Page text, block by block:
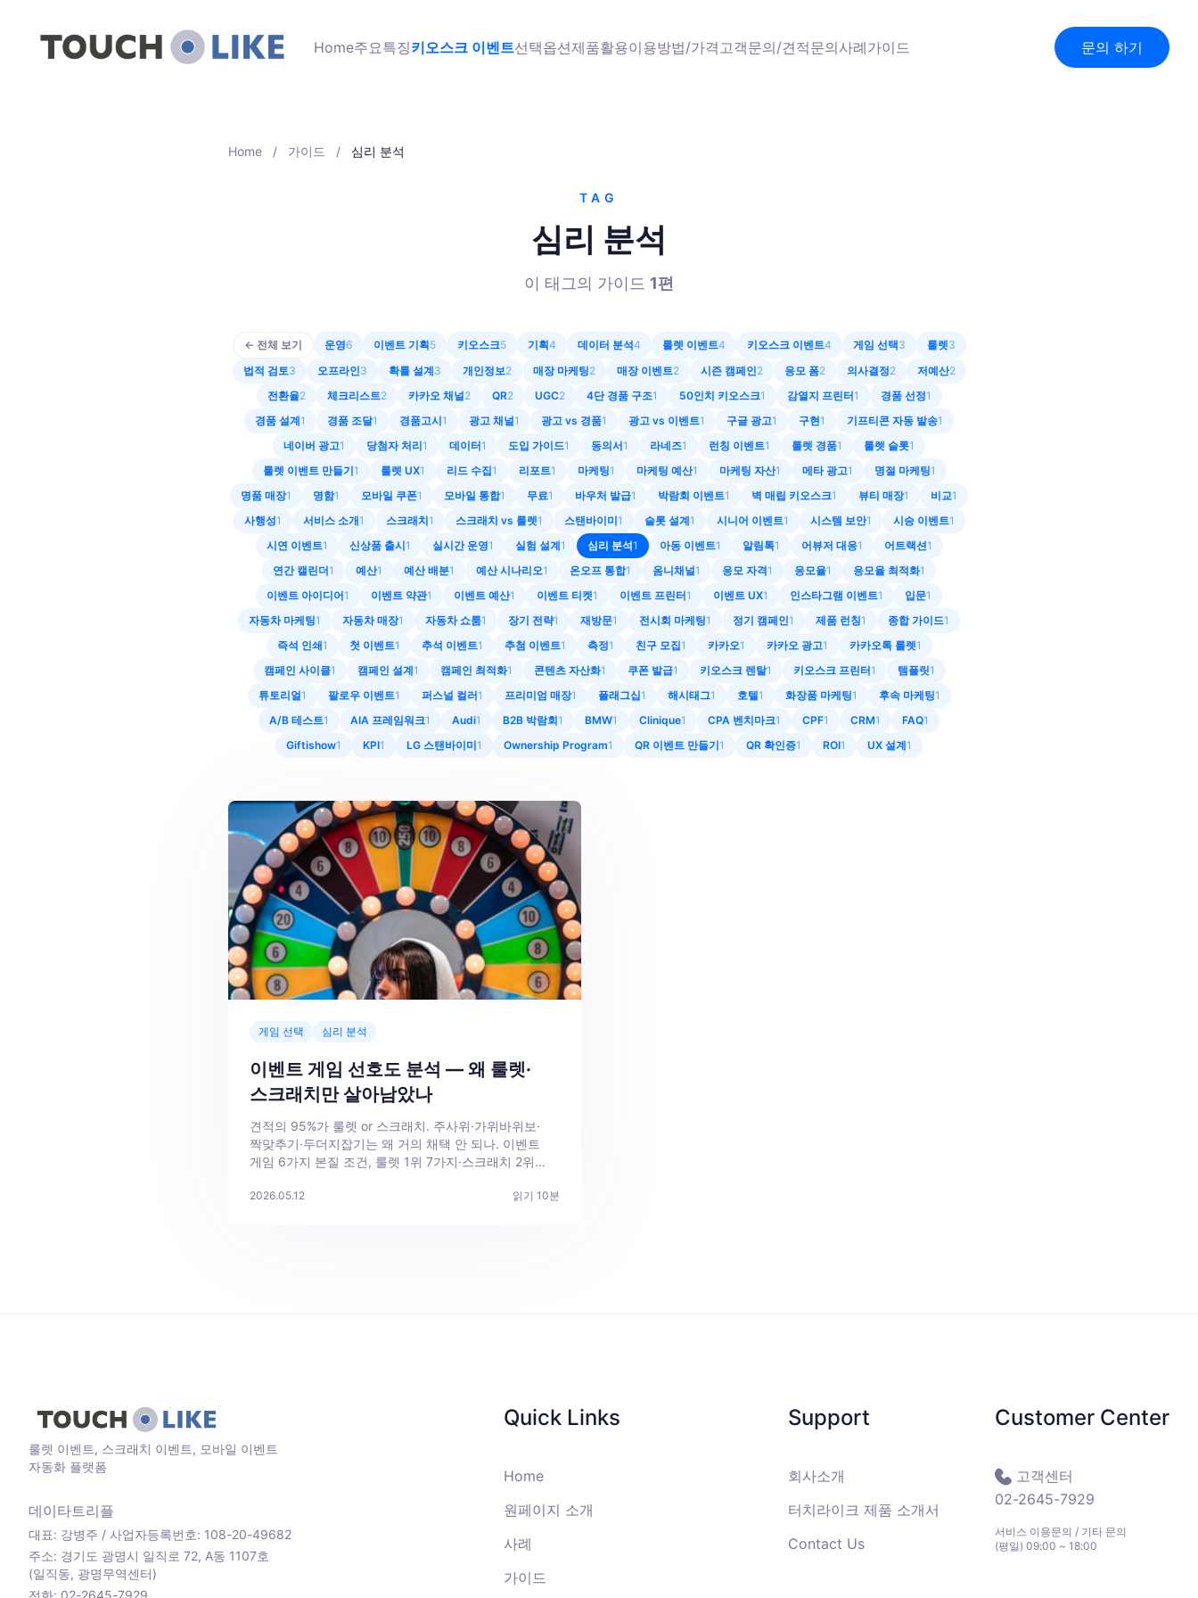
Home주요특징키오스크 이벤트선택옵션제품활용이용방법/가격고객문의/견적문의사례가이드 문의 하기
Home / 가이드 / 심리 분석
TAG
심리 분석
이 태그의 가이드 1편
← 전체 보기 운영6 이벤트 기획5 키오스크5 기획4 데이터 분석4 룰렛 이벤트4 키오스크 이벤트4 게임 선택3 룰렛3
법적 검토3 오프라인3 확률 설계3 개인정보2 매장 마케팅2 매장 이벤트2 시즌 캠페인2 응모 폼2 의사결정2 저예산2
전환율2 체크리스트2 카카오 채널2 QR2 UGC2 4단 경품 구조1 50인치 키오스크1 감열지 프린터1 경품 선정1
경품 설계1 경품 조달1 경품고시1 광고 채널1 광고 vs 경품1 광고 vs 이벤트1 구글 광고1 구현1 기프티콘 자동 발송1
네이버 광고1 당첨자 처리1 데이터1 도입 가이드1 동의서1 라네즈1 런칭 이벤트1 룰렛 경품1 룰렛 슬롯1
룰렛 이벤트 만들기1 룰렛 UX1 리드 수집1 리포트1 마케팅1 마케팅 예산1 마케팅 자산1 메타 광고1 명절 마케팅1
명품 매장1 명함1 모바일 쿠폰1 모바일 통합1 무료1 바우처 발급1 박람회 이벤트1 벽 매립 키오스크1 뷰티 매장1 비교1
사행성1 서비스 소개1 스크래치1 스크래치 vs 룰렛1 스탠바이미1 슬롯 설계1 시니어 이벤트1 시스템 보안1 시승 이벤트1
시연 이벤트1 신상품 출시1 실시간 운영1 실험 설계1 심리 분석1 아동 이벤트1 알림톡1 어뷰저 대응1 어트랙션1
연간 캘린더1 예산1 예산 배분1 예산 시나리오1 온오프 통합1 옴니채널1 응모 자격1 응모율1 응모율 최적화1
이벤트 아이디어1 이벤트 약관1 이벤트 예산1 이벤트 티켓1 이벤트 프린터1 이벤트 UX1 인스타그램 이벤트1 입문1
자동차 마케팅1 자동차 매장1 자동차 쇼룸1 장기 전략1 재방문1 전시회 마케팅1 정기 캠페인1 제품 런칭1 종합 가이드1
즉석 인쇄1 첫 이벤트1 추석 이벤트1 추첨 이벤트1 측정1 친구 모집1 카카오1 카카오 광고1 카카오톡 룰렛1
캠페인 사이클1 캠페인 설계1 캠페인 최적화1 콘텐츠 자산화1 쿠폰 발급1 키오스크 렌탈1 키오스크 프린터1 템플릿1
튜토리얼1 팔로우 이벤트1 퍼스널 컬러1 프리미엄 매장1 플래그십1 해시태그1 호텔1 화장품 마케팅1 후속 마케팅1
A/B 테스트1 AIA 프레임워크1 Audi1 B2B 박람회1 BMW1 Clinique1 CPA 벤치마크1 CPF1 CRM1 FAQ1
Giftishow1 KPI1 LG 스탠바이미1 Ownership Program1 QR 이벤트 만들기1 QR 확인증1 ROI1 UX 설계1
게임 선택 심리 분석
이벤트 게임 선호도 분석 — 왜 룰렛·
스크래치만 살아남았나
견적의 95%가 룰렛 or 스크래치. 주사위·가위바위보·
짝맞추기·두더지잡기는 왜 거의 채택 안 되나. 이벤트
게임 6가지 본질 조건, 룰렛 1위 7가지·스크래치 2위
함정, 예외 3경우, 의사결정 매트릭스.
2026.05.12 읽기 10분
룰렛 이벤트, 스크래치 이벤트, 모바일 이벤트
자동화 플랫폼
데이타트리플
대표: 강병주 / 사업자등록번호: 108-20-49682
주소: 경기도 광명시 일직로 72, A동 1107호
(일직동, 광명무역센터)
전화: 02-2645-7929
Quick Links
Home
원페이지 소개
사례
가이드
Support
회사소개
터치라이크 제품 소개서
Contact Us
Customer Center
고객센터
02-2645-7929
서비스 이용문의 / 기타 문의
(평일) 09:00 ~ 18:00